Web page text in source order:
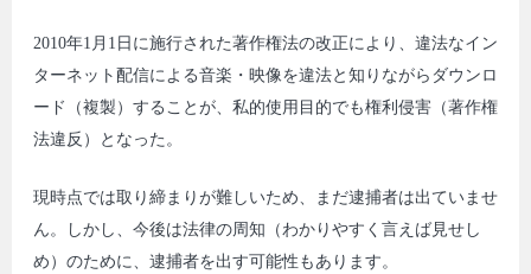
2010年1月1日に施行された著作権法の改正により、違法なイン
ターネット配信による音楽・映像を違法と知りながらダウンロ
ード（複製）することが、私的使用目的でも権利侵害（著作権
法違反）となった。
現時点では取り締まりが難しいため、まだ逮捕者は出ていませ
ん。しかし、今後は法律の周知（わかりやすく言えば見せし
め）のために、逮捕者を出す可能性もあります。